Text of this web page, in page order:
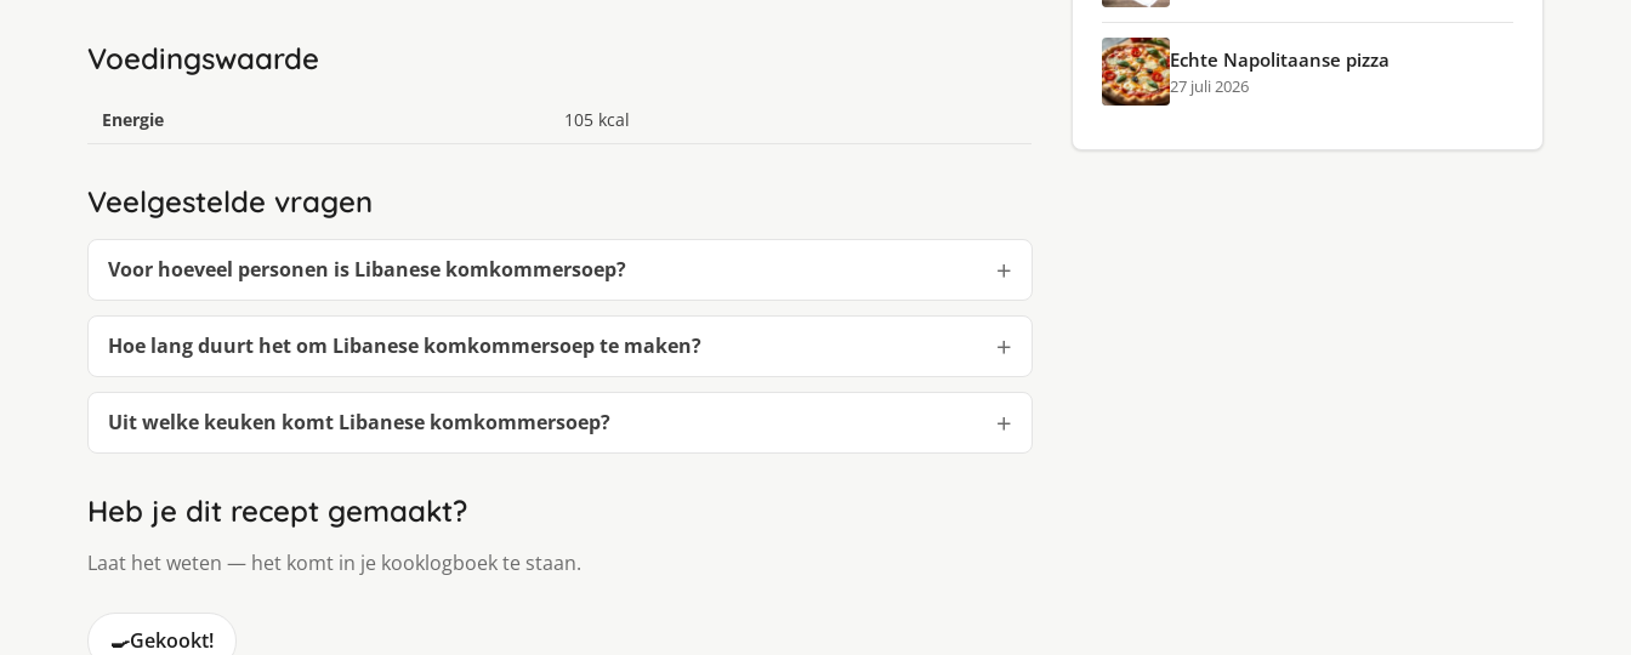
Voedingswaarde
Energie 105 kcal
Veelgestelde vragen
Voor hoeveel personen is Libanese komkommersoep?
Hoe lang duurt het om Libanese komkommersoep te maken?
Uit welke keuken komt Libanese komkommersoep?
Heb je dit recept gemaakt?
Laat het weten — het komt in je kooklogboek te staan.
🍳Gekookt!
Echte Napolitaanse pizza
27 juli 2026